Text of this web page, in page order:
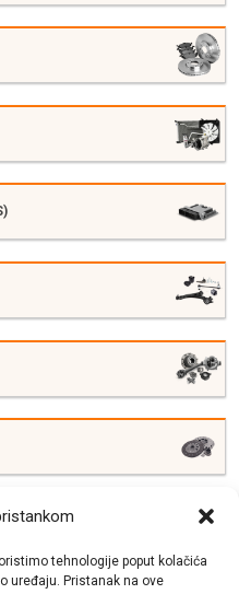
tehnologije poput kolačića
uređaju. Pristanak na ove